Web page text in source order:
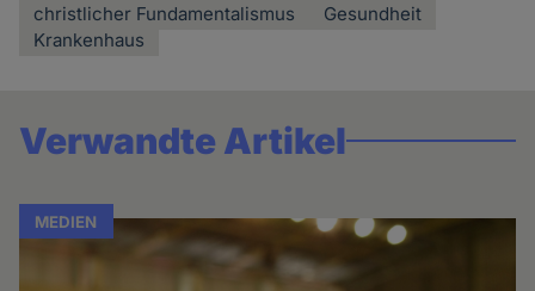
christlicher Fundamentalismus
Gesundheit
Krankenhaus
Verwandte Artikel
MEDIEN